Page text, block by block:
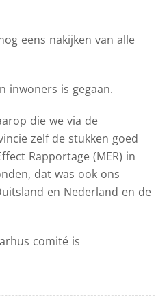
eens nakijken van alle
inwoners is gegaan.
die we via de
zelf de stukken goed
Rapportage (MER) in
dat was ook ons
en Nederland en de
comité is